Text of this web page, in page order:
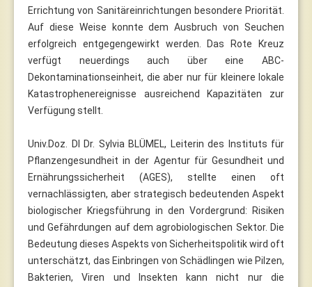
Errichtung von Sanitäreinrichtungen besondere Priorität.
Auf diese Weise konnte dem Ausbruch von Seuchen
erfolgreich entgegengewirkt werden. Das Rote Kreuz
verfügt neuerdings auch über eine ABC-
Dekontaminationseinheit, die aber nur für kleinere lokale
Katastrophenereignisse ausreichend Kapazitäten zur
Verfügung stellt.
Univ.Doz. DI Dr. Sylvia BLÜMEL, Leiterin des Instituts für
Pflanzengesundheit in der Agentur für Gesundheit und
Ernährungssicherheit (AGES), stellte einen oft
vernachlässigten, aber strategisch bedeutenden Aspekt
biologischer Kriegsführung in den Vordergrund: Risiken
und Gefährdungen auf dem agrobiologischen Sektor. Die
Bedeutung dieses Aspekts von Sicherheitspolitik wird oft
unterschätzt, das Einbringen von Schädlingen wie Pilzen,
Bakterien, Viren und Insekten kann nicht nur die